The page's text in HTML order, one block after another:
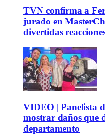
TVN confirma a
jurado en
divertidas
VIDEO | Panelista
mostrar daños que
departamento